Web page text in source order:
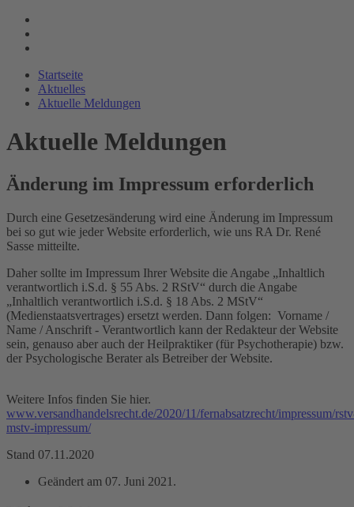
Startseite
Aktuelles
Aktuelle Meldungen
Aktuelle Meldungen
Änderung im Impressum erforderlich
Durch eine Gesetzesänderung wird eine Änderung im Impressum
bei so gut wie jeder Website erforderlich, wie uns RA Dr. René
Sasse mitteilte.
Daher sollte im Impressum Ihrer Website die Angabe „Inhaltlich
verantwortlich i.S.d. § 55 Abs. 2 RStV“ durch die Angabe
„Inhaltlich verantwortlich i.S.d. § 18 Abs. 2 MStV“
(Medienstaatsvertrages) ersetzt werden. Dann folgen: Vorname /
Name / Anschrift - Verantwortlich kann der Redakteur der Website
sein, genauso aber auch der Heilpraktiker (für Psychotherapie) bzw.
der Psychologische Berater als Betreiber der Website.
Weitere Infos finden Sie hier.
www.versandhandelsrecht.de/2020/11/fernabsatzrecht/impressum/
mstv-impressum/
Stand 07.11.2020
Geändert am 07. Juni 2021 .